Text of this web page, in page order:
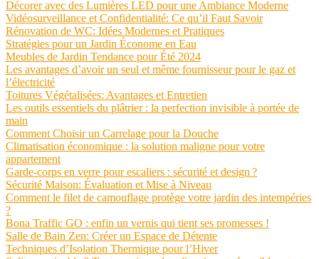
Décorer avec des Lumières LED pour une Ambiance Moderne
Vidéosurveillance et Confidentialité: Ce qu’il Faut Savoir
Rénovation de WC: Idées Modernes et Pratiques
Stratégies pour un Jardin Économe en Eau
Meubles de Jardin Tendance pour Été 2024
Les avantages d’avoir un seul et même fournisseur pour le gaz et
l’électricité
Toitures Végétalisées: Avantages et Entretien
Les outils essentiels du plâtrier : la perfection invisible à portée de
main
Comment Choisir un Carrelage pour la Douche
Climatisation économique : la solution maligne pour votre
appartement
Garde-corps en verre pour escaliers : sécurité et design ?
Sécurité Maison: Évaluation et Mise à Niveau
Comment le filet de camouflage protège votre jardin des intempéries
?
Bona Traffic GO : enfin un vernis qui tient ses promesses !
Salle de Bain Zen: Créer un Espace de Détente
Techniques d’Isolation Thermique pour l’Hiver